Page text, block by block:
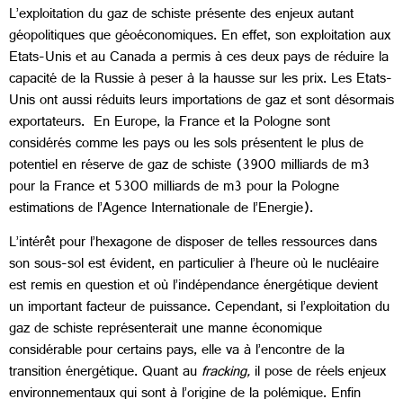
L’exploitation du gaz de schiste présente des enjeux autant
géopolitiques que géoéconomiques. En effet, son exploitation aux
Etats-Unis et au Canada a permis à ces deux pays de réduire la
capacité de la Russie à peser à la hausse sur les prix. Les Etats-
Unis ont aussi réduits leurs importations de gaz et sont désormais
exportateurs. En Europe, la France et la Pologne sont
considérés comme les pays ou les sols présentent le plus de
potentiel en réserve de gaz de schiste (3900 milliards de m3
pour la France et 5300 milliards de m3 pour la Pologne
estimations de l’Agence Internationale de l’Energie).
L’intérêt pour l’hexagone de disposer de telles ressources dans
son sous-sol est évident, en particulier à l’heure où le nucléaire
est remis en question et où l’indépendance énergétique devient
un important facteur de puissance. Cependant, si l’exploitation du
gaz de schiste représenterait une manne économique
considérable pour certains pays, elle va à l’encontre de la
transition énergétique. Quant aufracking,il pose de réels enjeux